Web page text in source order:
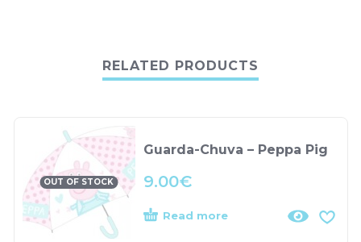
RELATED PRODUCTS
OUT OF STOCK
Guarda-Chuva – Peppa Pig
9.00€
Read more